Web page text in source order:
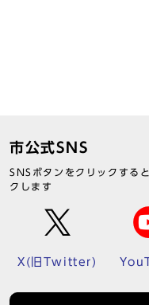
市公式SNS
SNSボタンをクリックする
クします
X(旧Twitter)